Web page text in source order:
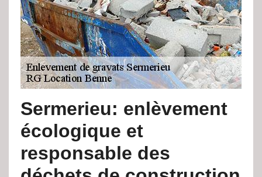
Sermerieu: enlèvement
écologique et
responsable des